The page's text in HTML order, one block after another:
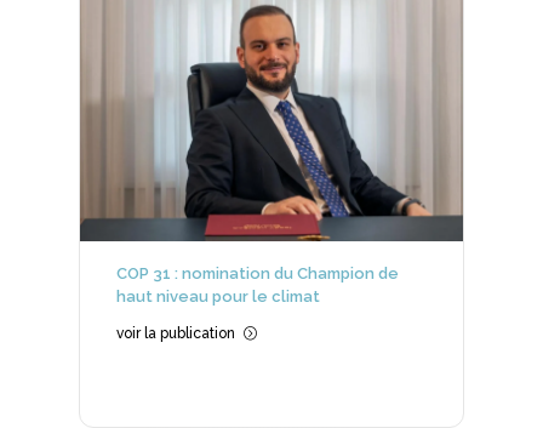
COP 31 : nomination du Champion de
haut niveau pour le climat
voir la publication =